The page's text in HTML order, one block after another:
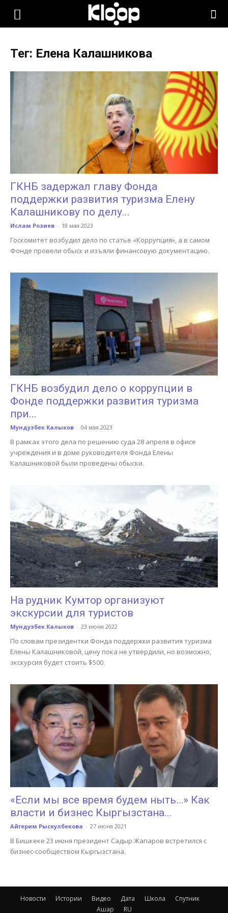
KLOOP.KG
Тег: Елена Калашникова
ГКНБ задержал главу Фонда
поддержки развития туризма Елену
Калашникову по делу...
Ислам Розиев - 18 мая 2023
Госкомитет возбудил дело по статье «Коррупция», а в самом
Фонде провели обыск и изъяли финансовую документацию.
ГКНБ возбудил дело о коррупции в
Фонде поддержки развития туризма
при...
Мундузбек Калыков - 04 мая 2023
В рамках этого дела по решению суда 28 апреля в офисе
учреждения и в доме руководителя Фонда Елены
Калашниковой были проведены обыски.
На рудник Кумтор организуют
экскурсии для туристов
Мундузбек Калыков - 23 июня 2022
По словам президентки Фонда поддержки развития туризма
Елены Калашниковой, цену пока не утвердили, но возможно,
экскурсия будет стоить $500.
«Если мы все время будем ныть…» Как
власти и бизнес Кыргызстана...
Айгерим Рыскулбекова - 27 июня 2021
В Бишкеке 23 июня президент Садыр Жапаров встретился с
бизнес-сообществом Кыргызстана.
Новости Истории Видео Дата Школа
Спутник
Ашар
RU